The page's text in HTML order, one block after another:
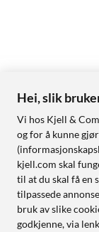
Hei, slik
Vi hos Kjell &
og for å kunne
kjell.com skal
til at du skal få en
tilpassede
bruk av slike
godkjenne, via